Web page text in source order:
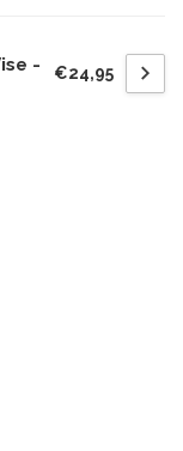
-
€24,95